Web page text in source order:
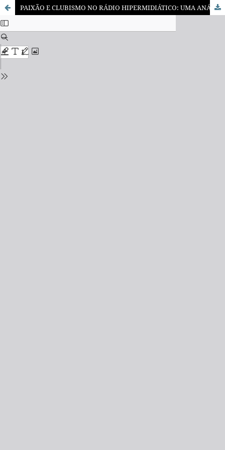
PAIXÃO E CLUBISMO NO RÁDIO HIPERMIDIÁTICO: UMA ANÁLISE DAS TRANSMISSÕES ESPORTIVAS DA RÁDIO CRAQUE NETO NO YOUTUBE